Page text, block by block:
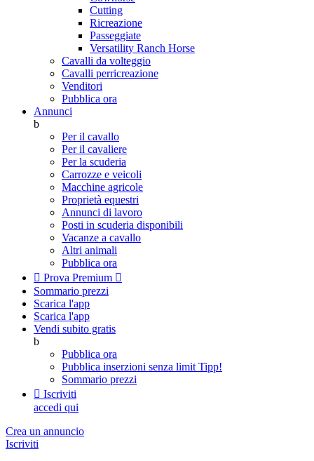
Cutting
Ricreazione
Passeggiate
Versatility Ranch Horse
Cavalli da volteggio
Cavalli perricreazione
Venditori
Pubblica ora
Annunci
b
Per il cavallo
Per il cavaliere
Per la scuderia
Carrozze e veicoli
Macchine agricole
Proprietà equestri
Annunci di lavoro
Posti in scuderia disponibili
Vacanze a cavallo
Altri animali
Pubblica ora
 Prova Premium 
Sommario prezzi
Scarica l'app
Scarica l'app
Vendi subito gratis
b
Pubblica ora
Pubblica inserzioni senza limit Tipp!
Sommario prezzi
 Iscriviti
accedi qui
Crea un annuncio
Iscriviti